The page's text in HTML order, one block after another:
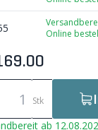
Online
Stk
ab